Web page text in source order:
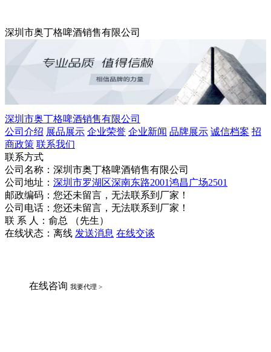
深圳市奥丁格啤酒销售有限公司
深圳市奥丁格啤酒销售有限公司
公司介绍 展品展示 企业荣誉 企业新闻 品牌展示 诚信档案 招
商政策 联系我们
联系方式
公司名称：深圳市奥丁格啤酒销售有限公司
公司地址： 深圳市罗湖区深南东路2001鸿昌广场2501
邮政编码：您还未留言，无法联系到厂家！
公司电话：您还未留言，无法联系到厂家！
联 系 人：俞总 （先生）
在线状态： 离线 发送消息 在线交谈
在线咨询 我要代理 >